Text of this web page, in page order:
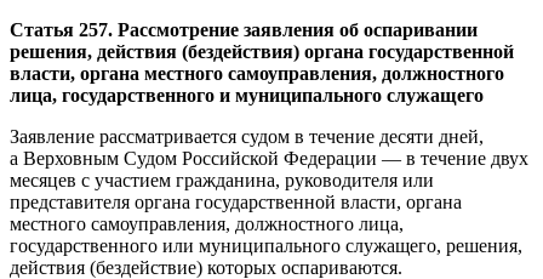
Статья 257. Рассмотрение заявления об оспаривании
решения, действия (бездействия) органа государственной
власти, органа местного самоуправления, должностного
лица, государственного и муниципального служащего
Заявление рассматривается судом в течение десяти дней,
а Верховным Судом Российской Федерации — в течение двух
месяцев с участием гражданина, руководителя или
представителя органа государственной власти, органа
местного самоуправления, должностного лица,
государственного или муниципального служащего, решения,
действия (бездействие) которых оспариваются.